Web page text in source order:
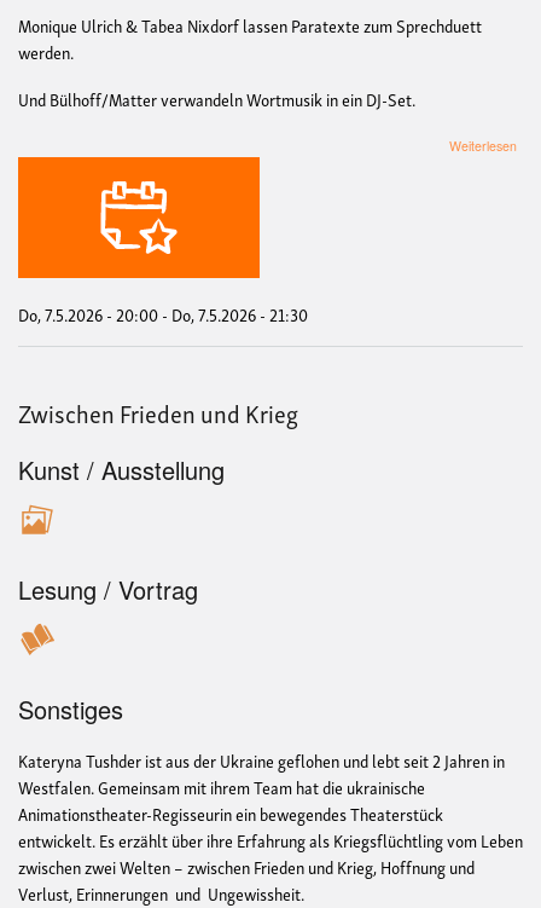
Monique Ulrich & Tabea Nixdorf lassen Paratexte zum Sprechduett
werden.
Und Bülhoff/Matter verwandeln Wortmusik in ein DJ-Set.
Weiterlesen
Do, 7.5.2026 - 20:00- Do, 7.5.2026 - 21:30
Zwischen Frieden und Krieg
Kunst / Ausstellung
Lesung / Vortrag
Sonstiges
Kateryna Tushder ist aus der Ukraine geflohen und lebt seit 2 Jahren in
Westfalen. Gemeinsam mit ihrem Team hat die ukrainische
Animationstheater-Regisseurin ein bewegendes Theaterstück
entwickelt. Es erzählt über ihre Erfahrung als Kriegsflüchtling vom Leben
zwischen zwei Welten – zwischen Frieden und Krieg, Hoffnung und
Verlust, Erinnerungen und Ungewissheit.